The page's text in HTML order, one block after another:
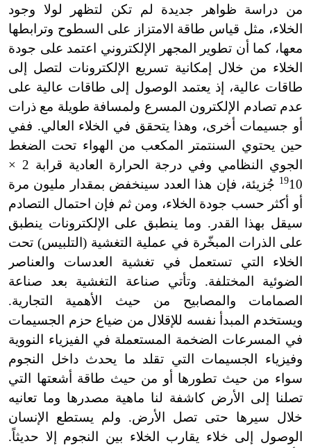
من دراسة ظواهر جديدة لم تكن لتظهر لولا وجود
الخلاء، مثل قياس طاقة الامتزاز على السطوح وترابطها
معها، كما أن تطوير المجهر الإلكتروني اعتمد على جودة
الخلاء من خلال إمكانية تسريع الإلكترونات لتصل إلى
طاقات عالية، إذ يعتمد الوصول إلى طاقات عالية على
عدم تصادم الإلكترون المسرع ولمسافة طويلة مع ذرات
أو جسيمات أخرى، وهذا يتحقق في الخلاء العالي. ففي
حين يحتوي السنتمتر المكعب من الهواء تحت الضغط
الجوي النظامي وفي درجة الحرارة العادية قرابة 2 ×
19 10 جُزيئة، فإن هذا العدد سينخفض بمقدار مليون مرة
أو أكثر حسب جودة الخلاء، ومن ثم فإن احتمال التصادم
سيقل بهذا القدر. وما ينطبق على الإلكترونات ينطبق
على الذرات المبخّرة في عملية التغشية (التلبيس) تحت
الخلاء التي تستعمل في تغشية العدسات والعناصر
الضوئية المختلفة. وتأتي صناعة التغشية بعد صناعة
الصمامات والمصابيح من حيث الأهمية التجارية.
ويستخدم المبدأ نفسه للإقلال من ضياع حزم الجسيمات
في المسرعات الضخمة المستعملة في الفيزياء النووية
وفيزياء الجسيمات التي تقلد ما يحدث داخل النجوم
سواء من حيث تطورها أو من حيث طاقة أشعتها التي
تصلنا إلى الأرض كاشفة لنا ماهية مصدرها وما تعانيه
خلال سيرها حتى تصل الأرض. ولم يستطع الإنسان
الوصول إلى خلاء يقارب الخلاء بين النجوم إلا حديثاً.